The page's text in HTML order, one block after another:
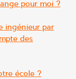
pour moi ?
ingénieur par
des
école ?